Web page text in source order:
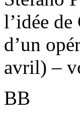
l’idée
d’un
avril) –
BB